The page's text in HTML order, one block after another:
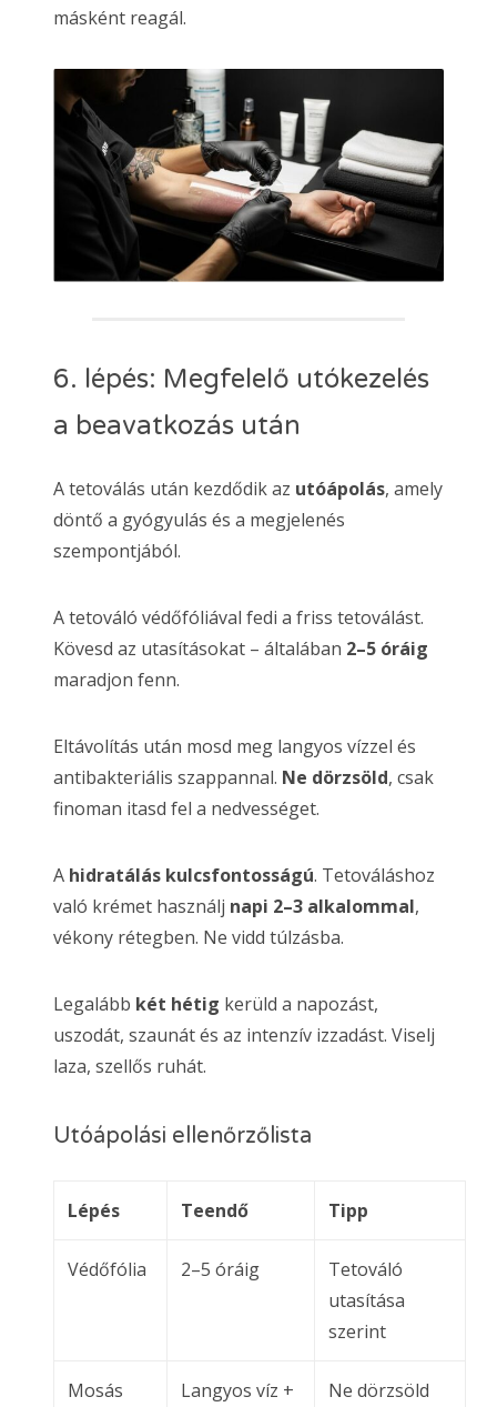
másként reagál.
6. lépés: Megfelelő utókezelés
a beavatkozás után
A tetoválás után kezdődik az utóápolás, amely
döntő a gyógyulás és a megjelenés
szempontjából.
A tetováló védőfóliával fedi a friss tetoválást.
Kövesd az utasításokat – általában 2–5 óráig
maradjon fenn.
Eltávolítás után mosd meg langyos vízzel és
antibakteriális szappannal. Ne dörzsöld, csak
finoman itasd fel a nedvességet.
A hidratálás kulcsfontosságú. Tetováláshoz
való krémet használj napi 2–3 alkalommal,
vékony rétegben. Ne vidd túlzásba.
Legalább két hétig kerüld a napozást,
uszodát, szaunát és az intenzív izzadást. Viselj
laza, szellős ruhát.
Utóápolási ellenőrzőlista
Lépés Teendő Tipp
Védőfólia 2–5 óráig
Tetováló
utasítása
szerint
Mosás
Langyos víz +
Ne dörzsöld